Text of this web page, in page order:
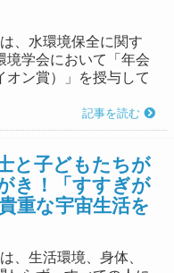
、水環境保全に関す
境学会において「年会
オン賞）」を授与して
記事を読む
と子どもたちが
き！「すすぎが
重な宇宙生活を
、生活環境、身体、